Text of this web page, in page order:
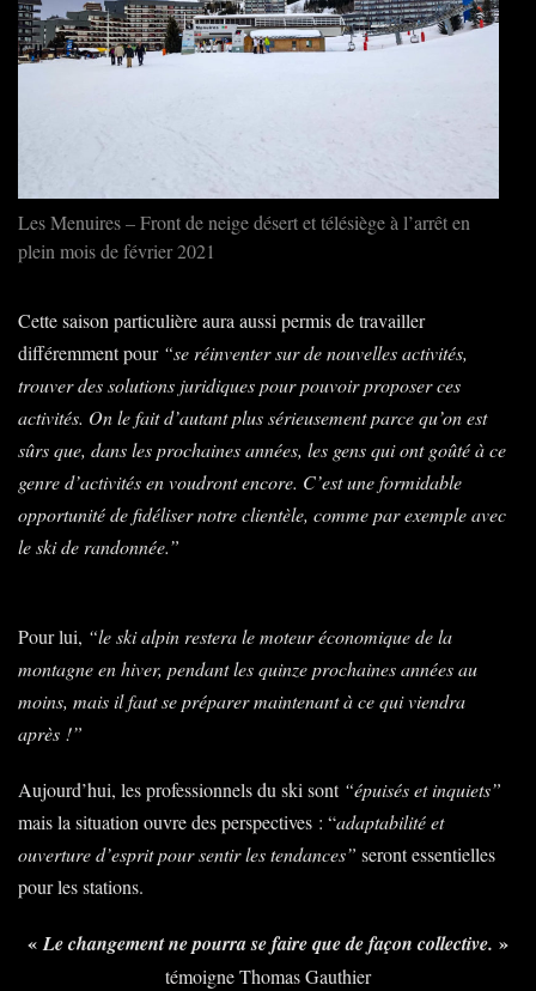
Les Menuires – Front de neige désert et télésiège à l’arrêt en
plein mois de février 2021
Cette saison particulière aura aussi permis de travailler
différemment pour “se réinventer sur de nouvelles activités,
trouver des solutions juridiques pour pouvoir proposer ces
activités. On le fait d’autant plus sérieusement parce qu’on est
sûrs que, dans les prochaines années, les gens qui ont goûté à ce
genre d’activités en voudront encore. C’est une formidable
opportunité de fidéliser notre clientèle, comme par exemple avec
le ski de randonnée.”
Pour lui, “le ski alpin restera le moteur économique de la
montagne en hiver, pendant les quinze prochaines années au
moins, mais il faut se préparer maintenant à ce qui viendra
après !”
Aujourd’hui, les professionnels du ski sont “épuisés et inquiets”
mais la situation ouvre des perspectives : “adaptabilité et
ouverture d’esprit pour sentir les tendances” seront essentielles
pour les stations.
«Le changement ne pourra se faire que de façon collective. »
témoigne Thomas Gauthier